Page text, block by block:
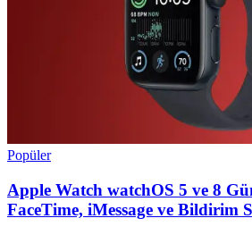
Popüler
Apple Watch watchOS 5 ve 8
FaceTime, iMessage ve Bildirim